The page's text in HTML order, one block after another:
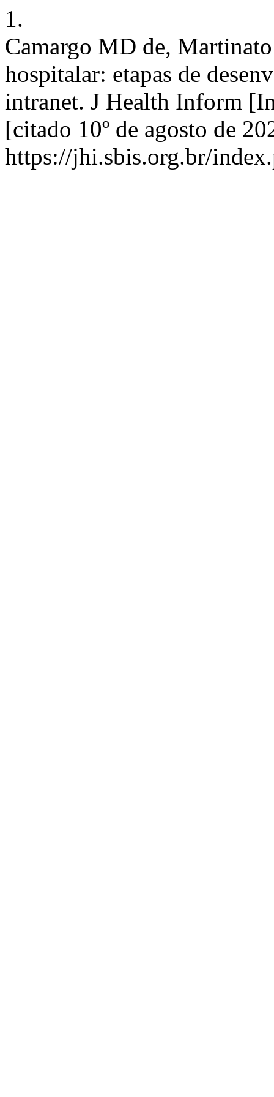
1.
Camargo MD de,
hospitalar: etapas de
intranet. J Health Inform
[citado 10º de agosto de
https://jhi.sbis.org.br/